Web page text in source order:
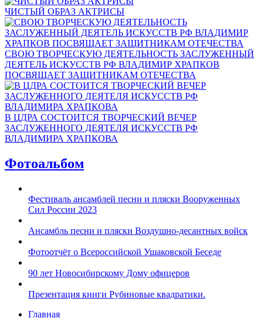
ЧИСТЫЙ ОБРАЗ АКТРИСЫ
СВОЮ ТВОРЧЕСКУЮ ДЕЯТЕЛЬНОСТЬ ЗАСЛУЖЕННЫЙ
ДЕЯТЕЛЬ ИСКУССТВ РФ ВЛАДИМИР ХРАПКОВ
ПОСВЯЩАЕТ ЗАЩИТНИКАМ ОТЕЧЕСТВА
В ЦДРА СОСТОИТСЯ ТВОРЧЕСКИЙ ВЕЧЕР
ЗАСЛУЖЕННОГО ДЕЯТЕЛЯ ИСКУССТВ РФ
ВЛАДИМИРА ХРАПКОВА
Фотоальбом
Фестиваль ансамблей песни и пляски Вооруженных
Сил России 2023
Ансамбль песни и пляски Воздушно-десантных войск
Фотоотчёт о Всероссийской Ушаковской Беседе
90 лет Новосибирскому Дому офицеров
Презентация книги Рубиновые квадратики.
Главная